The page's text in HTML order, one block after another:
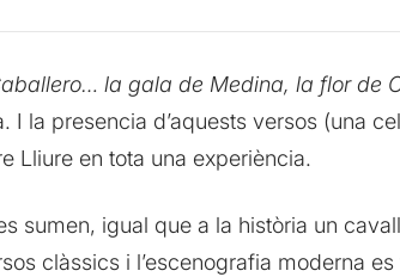
la gala de Medina, la flor de
I la presencia d’aquests versos (una
Lliure en tota una experiència.
sumen, igual que a la història un
clàssics i l’escenografia moderna